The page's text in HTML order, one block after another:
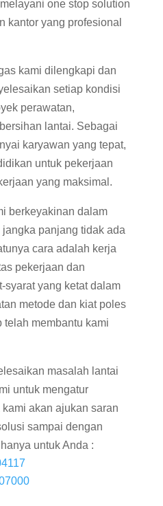
one stop solution
kantor yang profesional
kami dilengkapi dan
setiap kondisi
perawatan,
lantai. Sebagai
karyawan yang tepat,
untuk pekerjaan
yang maksimal.
berkeyakinan dalam
panjang tidak ada
cara adalah kerja
pekerjaan dan
syarat yang ketat dalam
metode dan kiat poles
telah membantu kami
masalah lantai
untuk mengatur
akan ajukan saran
sampai dengan
untuk Anda :